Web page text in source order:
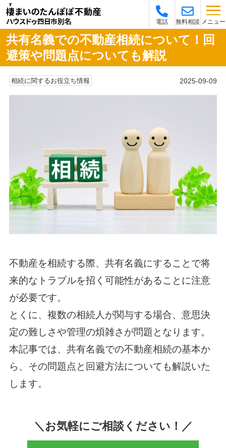
電話 無料相談 メニュー
共有名義での不動産相続について！回
避策や問題点についても解説
相続に関するお役立ち情報 2025-09-09
不動産を相続する際、共有名義にすることで将
来的なトラブルを招く可能性があることに注意
が必要です。
とくに、複数の相続人が関与する場合、意思決
定の難しさや管理の煩雑さが問題となります。
本記事では、共有名義での不動産相続の基本か
ら、その問題点と回避方法についても解説いた
します。
＼お気軽にご相談ください！／